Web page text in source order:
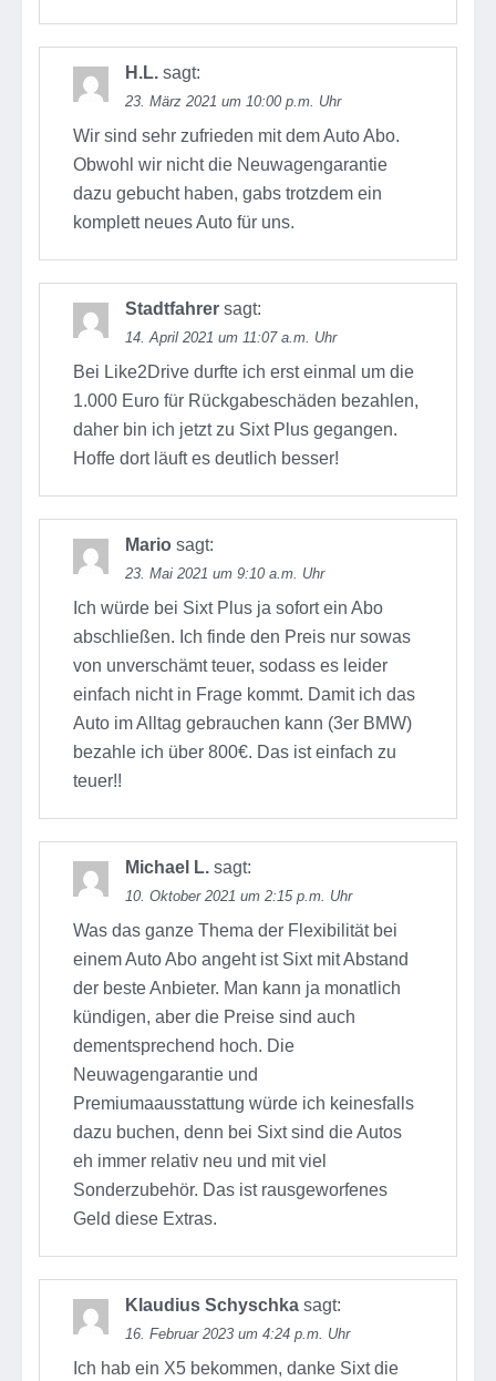
H.L. sagt:
23. März 2021 um 10:00 p.m. Uhr
Wir sind sehr zufrieden mit dem Auto Abo.
Obwohl wir nicht die Neuwagengarantie
dazu gebucht haben, gabs trotzdem ein
komplett neues Auto für uns.
Stadtfahrer sagt:
14. April 2021 um 11:07 a.m. Uhr
Bei Like2Drive durfte ich erst einmal um die
1.000 Euro für Rückgabeschäden bezahlen,
daher bin ich jetzt zu Sixt Plus gegangen.
Hoffe dort läuft es deutlich besser!
Mario sagt:
23. Mai 2021 um 9:10 a.m. Uhr
Ich würde bei Sixt Plus ja sofort ein Abo
abschließen. Ich finde den Preis nur sowas
von unverschämt teuer, sodass es leider
einfach nicht in Frage kommt. Damit ich das
Auto im Alltag gebrauchen kann (3er BMW)
bezahle ich über 800€. Das ist einfach zu
teuer!!
Michael L. sagt:
10. Oktober 2021 um 2:15 p.m. Uhr
Was das ganze Thema der Flexibilität bei
einem Auto Abo angeht ist Sixt mit Abstand
der beste Anbieter. Man kann ja monatlich
kündigen, aber die Preise sind auch
dementsprechend hoch. Die
Neuwagengarantie und
Premiumaausstattung würde ich keinesfalls
dazu buchen, denn bei Sixt sind die Autos
eh immer relativ neu und mit viel
Sonderzubehör. Das ist rausgeworfenes
Geld diese Extras.
Klaudius Schyschka sagt:
16. Februar 2023 um 4:24 p.m. Uhr
Ich hab ein X5 bekommen, danke Sixt die